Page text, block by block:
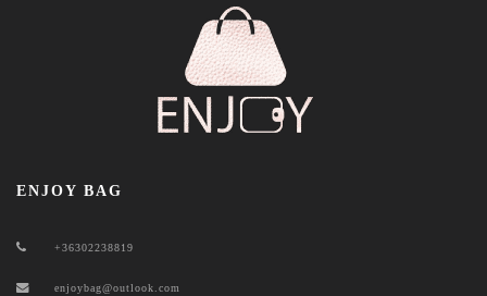
ENJOY BAG
+36302238819
enjoybag@outlook.com